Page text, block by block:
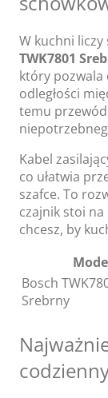
W kuchni
TWK7801
który pozwala
odległości
temu
Kabel
co ułatwia
szafce. To
czajnik stoi
chcesz, by
Bosch
Srebrny